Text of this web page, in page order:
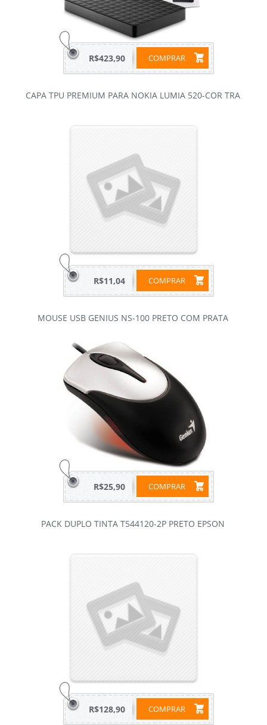
COMPRAR
R$423,90
CAPA TPU PREMIUM PARA NOKIA LUMIA 520-COR TRA
COMPRAR
R$11,04
MOUSE USB GENIUS NS-100 PRETO COM PRATA
COMPRAR
R$25,90
PACK DUPLO TINTA T544120-2P PRETO EPSON
COMPRAR
R$128,90